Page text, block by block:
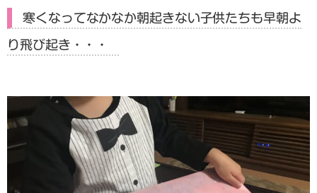
寒くなってなかなか朝起きない子供たちも早朝よ
り飛び起き・・・